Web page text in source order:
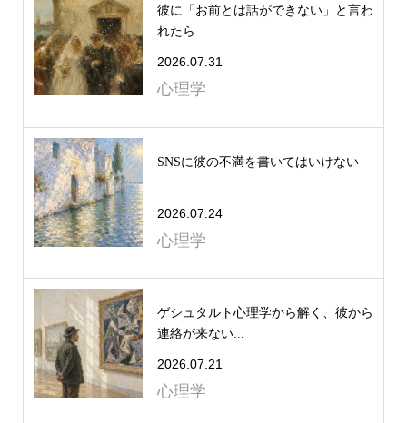
彼に「お前とは話ができない」と言わ
れたら
2026.07.31
心理学
SNSに彼の不満を書いてはいけない
2026.07.24
心理学
ゲシュタルト心理学から解く、彼から
連絡が来ない...
2026.07.21
心理学